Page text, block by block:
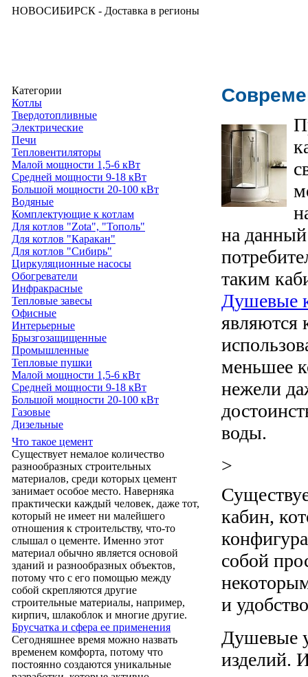
НОВОСИБИРСК - Доставка в регионы
Категории
Котлы
Твердотопливные
Электрические
Печи
Тепловентиляторы
Малой мощности 1,5-6 кВт
Средней мощности 9-18 кВт
Большой мощности 20-100 кВт
Водяные
Комплектующие к котлам
Для котлов "Zota", "Тополь"
Для котлов "Каракан"
Для котлов "Сибирь"
Циркуляционные насосы
Обогреватели
Инфракрасные
Тепловые завесы
Офисные
Интерьерные
Брызгозащищенные
Промышленные
Тепловые пушки
Малой мощности 1,5-6 кВт
Средней мощности 9-18 кВт
Большой мощности 20-100 кВт
Газовые
Дизельные
Что такое цемент
Существует немалое количество
разнообразных строительных
материалов, среди которых цемент
занимает особое место. Наверняка
практически каждый человек, даже тот,
который не имеет ни малейшего
отношения к строительству, что-то
слышал о цементе. Именно этот
материал обычно является основой
зданий и разнообразных объектов,
потому что с его помощью между
собой скрепляются другие
строительные материалы, например,
кирпич, шлакоблок и многие другие.
Брусчатка и сфера ее применения
Сегодняшнее время можно назвать
временем комфорта, потому что
постоянно создаются уникальные
на
таким
Душевые
являются
меньшее
нежели
воды.
>
кабин,
собой
и
Душевые
изделий.